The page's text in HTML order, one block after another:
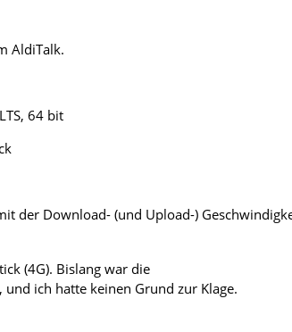
AldiTalk.
64 bit
der Download- (und Upload-)
(4G). Bislang war die
ich hatte keinen Grund zur Klage.